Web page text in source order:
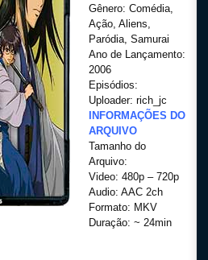
Dublado
Legendado
Gênero: Comédia,
Ação, Aliens,
Paródia, Samurai
Ano de Lançamento:
2006
Episódios:
Uploader: rich_jc
INFORMAÇÕES DO
ARQUIVO
Tamanho do
Arquivo:
Video: 480p – 720p
Audio: AAC 2ch
Formato: MKV
Duração: ~ 24min